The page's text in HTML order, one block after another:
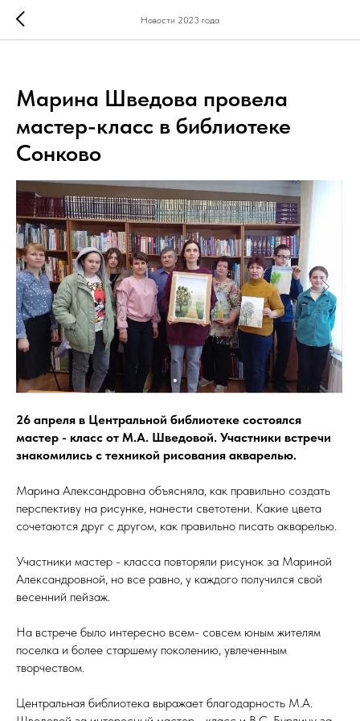
Новости 2023 года
Марина Шведова провела
мастер-класс в библиотеке
Сонково
26 апреля в Центральной библиотеке состоялся
мастер - класс от М.А. Шведовой. Участники встречи
знакомились с техникой рисования акварелью.
Марина Александровна объясняла, как правильно создать
перспективу на рисунке, нанести светотени. Какие цвета
сочетаются друг с другом, как правильно писать акварелью.
Участники мастер - класса повторяли рисунок за Мариной
Александровной, но все равно, у каждого получился свой
весенний пейзаж.
На встрече было интересно всем- совсем юным жителям
поселка и более старшему поколению, увлеченным
творчеством.
Центральная библиотека выражает благодарность М.А.